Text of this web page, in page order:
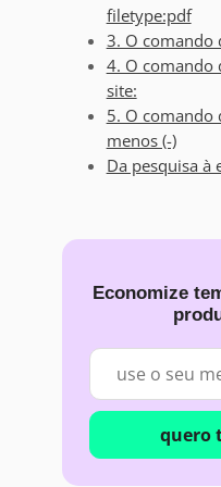
filetype:pdf
3. O comando
4. O comando
site:
5. O comando
menos (-)
Da pesquisa à
Economize
quero